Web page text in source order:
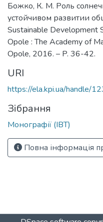
Божко, К. М. Роль
устойчивом развитии
Sustainable Development
Opole : The Academy of
Opole, 2016. – P. 36-42.
URI
https://ela.kpi.ua/handle/
Зібрання
Монографії (ІВТ)
Повна інформація